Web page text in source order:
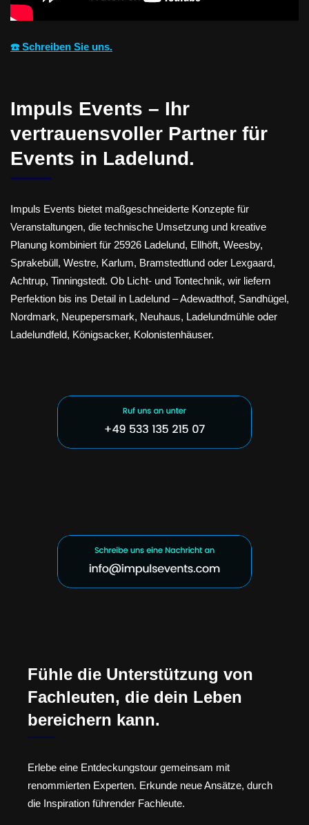
☎️ Schreiben Sie uns.
Impuls Events – Ihr
vertrauensvoller Partner für
Events in Ladelund.
Impuls Events bietet maßgeschneiderte Konzepte für
Veranstaltungen, die technische Umsetzung und kreative
Planung kombiniert für 25926 Ladelund, Ellhöft, Weesby,
Sprakebüll, Westre, Karlum, Bramstedtlund oder Lexgaard,
Achtrup, Tinningstedt. Ob Licht- und Tontechnik, wir liefern
Perfektion bis ins Detail in Ladelund – Adewadthof, Sandhügel,
Nordmark, Neupepersmark, Neuhaus, Ladelundmühle oder
Ladelundfeld, Königsacker, Kolonistenhäuser.
Fühle die Unterstützung von
Fachleuten, die dein Leben
bereichern kann.
Erlebe eine Entdeckungstour gemeinsam mit
renommierten Experten. Erkunde neue Ansätze, durch
die Inspiration führender Fachleute.